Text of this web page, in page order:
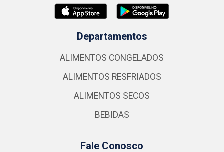
Departamentos
ALIMENTOS CONGELADOS
ALIMENTOS RESFRIADOS
ALIMENTOS SECOS
BEBIDAS
Fale Conosco